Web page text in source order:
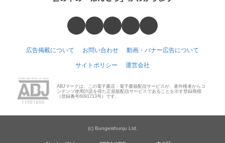
広告掲載について お問い合わせ 動画・バナー広告について
サイトポリシー 運営会社
ABJマークは、この電子書店・電子書籍配信サービスが、著作権者からコ
ンテンツ使用許諾を得た正規版配信サービスであることを示す登録商標
（登録番号6091713号）です。
(c) Bungeishunju Ltd.